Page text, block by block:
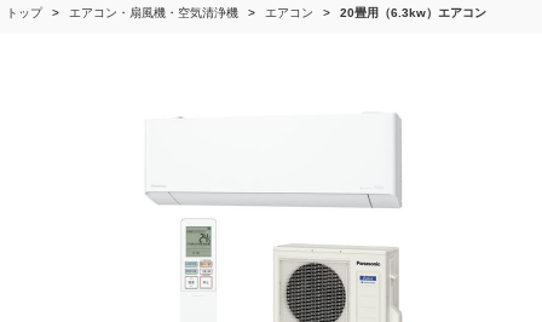
トップ エアコン・扇風機・空気清浄機 エアコン 20畳用（6.3kw）エアコン